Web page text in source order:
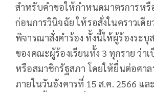
สำหรับคำขอให้กำหนดมาตรการหรื
ก่อนการวินิจฉัย ให้รอสั่งในคราวเดี
พิจารณาสั่งคำร้อง ทั้งนี้ให้ผู้ร้องระบุ
ของคณะผู้ร้องเรียนทั้ง 3 ทุกราย ว่า
หรือสมาชิกรัฐสภา โดยให้ยื่นต่อศา
ภายในวันอังคารที่ 15 ส.ค. 2566 แ